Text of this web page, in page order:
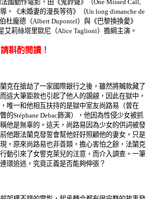
國動作電影，由《鬼鈴聲》（One Missed Call,
，《未婚妻的漫長等待》（Un long dimanche de
杜龐德（Albert Dupontel）與《巴黎換換愛》
艾莉絲塔里歐尼（Alice Taglioni）擔綱主演。
斟酌閱讀！
克在搶劫了一家國際銀行之後，雖然將贓款藏了
這大筆鉅款也引起了他人的覬覦，因此在獄中，
唯一和他相互扶持的是獄中室友尚路易（曾在
的Stéphane Debac飾演），他因為性侵少女被抓
他是無辜的。這天，尚路易因為少女的供詞被發
他跟法蘭克發誓會幫他好好照顧他的妻女，只是
，原來尚路易也非善類，擔心害怕之餘，法蘭克
動引來了女警克萊兒的注意，而介入調查。一筆
環追逃，究竟正義是否能夠伸張？